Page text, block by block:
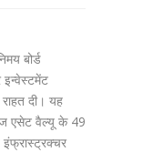
बोर्ड
दी। यह
एसेट वैल्यू के 49